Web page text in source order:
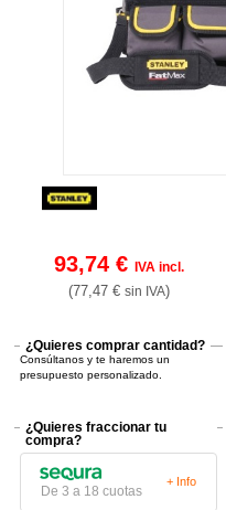
93,74 € IVA incl.
(77,47 € sin IVA)
¿Quieres comprar cantidad?
Consúltanos y te haremos un
presupuesto personalizado.
¿Quieres fraccionar tu
compra?
De 3 a 18 cuotas
+ Info